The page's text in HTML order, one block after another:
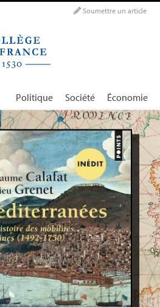
Soumettre un article
Politique Société Économie